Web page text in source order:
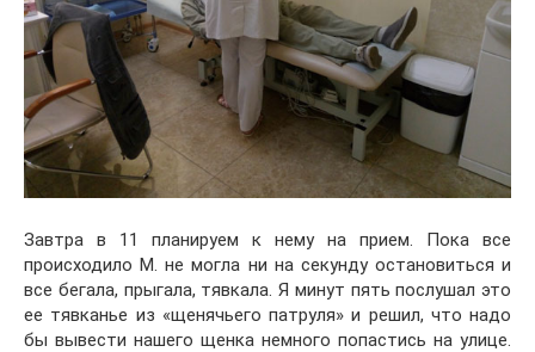
Завтра в 11 планируем к нему на прием. Пока все
происходило М. не могла ни на секунду остановиться и
все бегала, прыгала, тявкала. Я минут пять послушал это
ее тявканье из «щенячьего патруля» и решил, что надо
бы вывести нашего щенка немного попастись на улице.